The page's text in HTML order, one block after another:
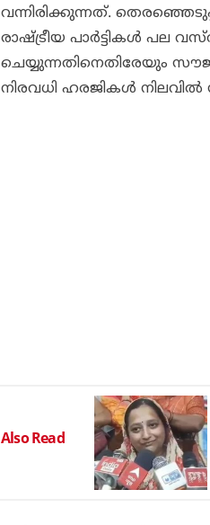
വന്നിരിക്കുന്നത്.
രാഷ്ട്രീയ പാര്‍ട്ടികള്‍ പല
ചെയ്യുന്നതിനെതിരേയും
നിരവധി ഹരജികള്‍
Also Read